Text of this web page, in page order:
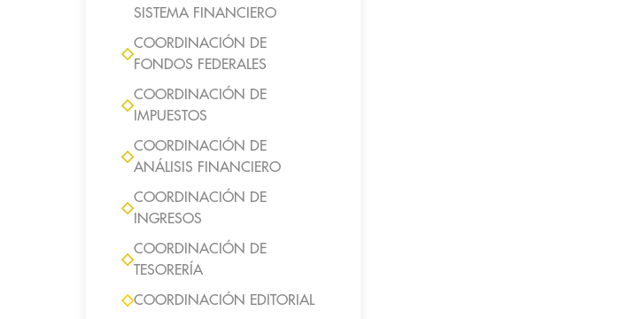
SISTEMA FINANCIERO
COORDINACIÓN DE
FONDOS FEDERALES
COORDINACIÓN DE
IMPUESTOS
COORDINACIÓN DE
ANÁLISIS FINANCIERO
COORDINACIÓN DE
INGRESOS
COORDINACIÓN DE
TESORERÍA
COORDINACIÓN EDITORIAL